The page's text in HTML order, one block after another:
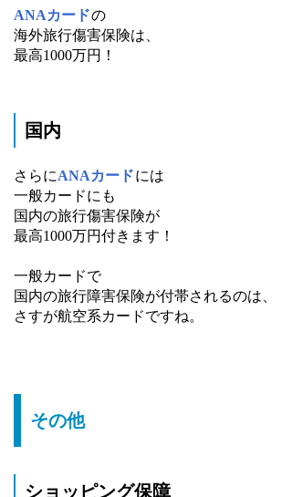
ANAカードの
海外旅行傷害保険は、
最高1000万円！
国内
さらにANAカードには
一般カードにも
国内の旅行傷害保険が
最高1000万円付きます！
一般カードで
国内の旅行障害保険が付帯されるのは、
さすが航空系カードですね。
その他
ショッピング保障